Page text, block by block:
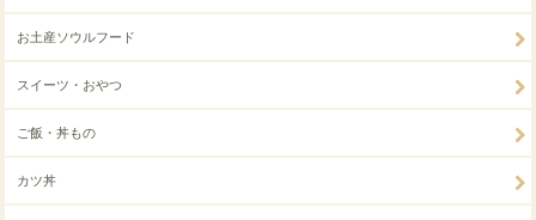
お土産ソウルフード
スイーツ・おやつ
ご飯・丼もの
カツ丼